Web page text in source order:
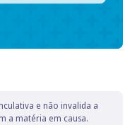
e não invalida a
a matéria em causa.